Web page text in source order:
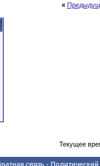
«
Текущее
связь -